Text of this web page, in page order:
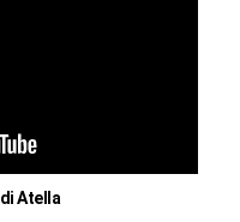
Atella